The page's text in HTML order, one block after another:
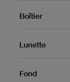
Boîtier
Lunette
Fond